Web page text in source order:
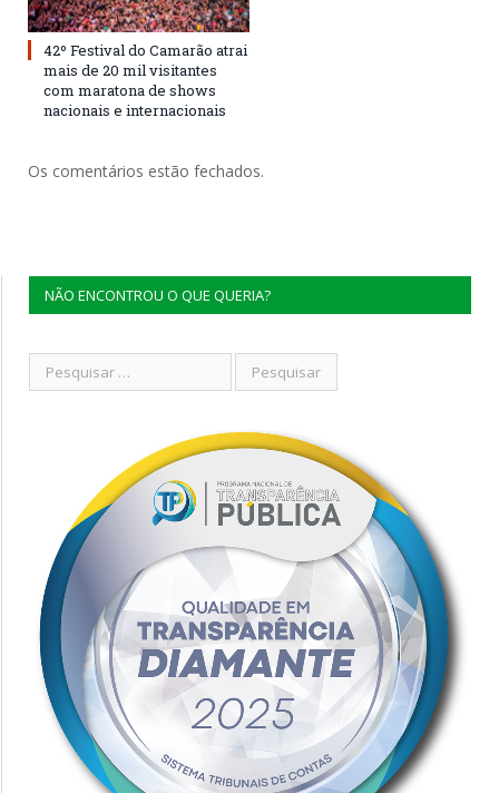
42º Festival do Camarão atrai
mais de 20 mil visitantes
com maratona de shows
nacionais e internacionais
Os comentários estão fechados.
NÃO ENCONTROU O QUE QUERIA?